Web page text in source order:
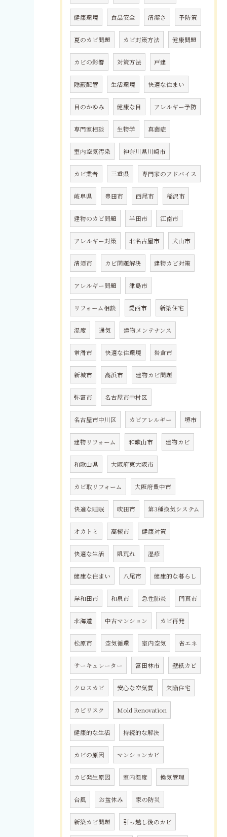
健康環境 食品安全 清潔さ 予防策
夏のカビ問題 カビ対策方法 健康問題
カビの影響 対策方法 戸建
隠蔽配管 生活環境 快適な住まい
目のかゆみ 健康な目 アレルギー予防
専門家相談 生物学 真菌症
室内空気汚染 神奈川県川崎市
カビ業者 三重県 専門家のアドバイス
岐阜県 豊田市 西尾市 稲沢市
建物のカビ問題 半田市 江南市
アレルギー対策 北名古屋市 犬山市
清須市 カビ問題解決 建物カビ対策
アレルギー問題 津島市
リフォーム相談 愛西市 新築住宅
湿度 通気 建物メンテナンス
常滑市 快適な住環境 岩倉市
新城市 高浜市 建物カビ問題
弥富市 名古屋市中村区
名古屋市中川区 カビアレルギー 堺市
建物リフォーム 和歌山市 建物カビ
和歌山県 大阪府東大阪市
カビ取リフォーム 大阪府豊中市
快適な睡眠 吹田市 第3種換気システム
オカトミ 高槻市 健康対策
快適な生活 肌荒れ 湿疹
健康な住まい 八尾市 健康的な暮らし
岸和田市 和泉市 急性肺炎 門真市
北海道 中古マンション カビ再発
松原市 空気循環 室内空気 省エネ
サーキュレーター 富田林市 壁紙カビ
クロスカビ 安心な空気質 欠陥住宅
カビリスク Mold Renovation
健康的な生活 持続的な解決
カビの原因 マンションカビ
カビ発生原因 室内湿度 換気管理
台風 お盆休み 家の防災
新築カビ問題 引っ越し後のカビ